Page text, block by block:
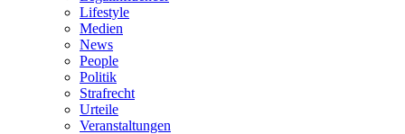
Lifestyle
Medien
News
People
Politik
Strafrecht
Urteile
Veranstaltungen